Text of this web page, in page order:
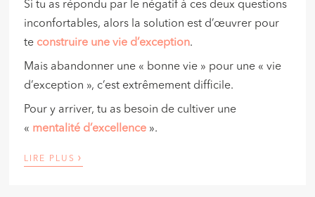
Si tu as répondu par le négatif à ces deux questions
inconfortables, alors la solution est d’œuvrer pour
te construire une vie d’exception.
Mais abandonner une « bonne vie » pour une « vie
d’exception », c’est extrêmement difficile.
Pour y arriver, tu as besoin de cultiver une
« mentalité d’excellence ».
LIRE PLUS ›